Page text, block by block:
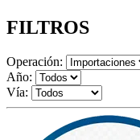
FILTROS
Operación:
Año:
Vía: